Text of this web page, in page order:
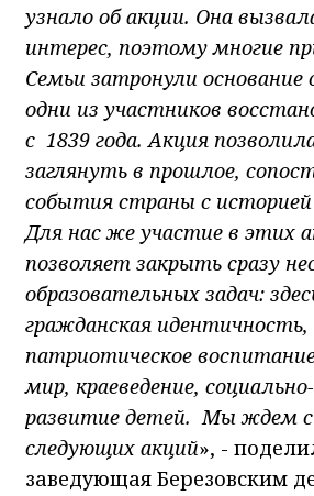
узнало об акции. Она
интерес, поэтому многие
Семьи затронули основание
одни из участников
с 1839 года. Акция
заглянуть в прошлое,
события страны с историей
Для нас же участие в этих
позволяет закрыть сразу
образовательных задач:
гражданская идентичность,
патриотическое
мир, краеведение,
развитие детей. Мы ждем
следующих акций», -
заведующая Березовским